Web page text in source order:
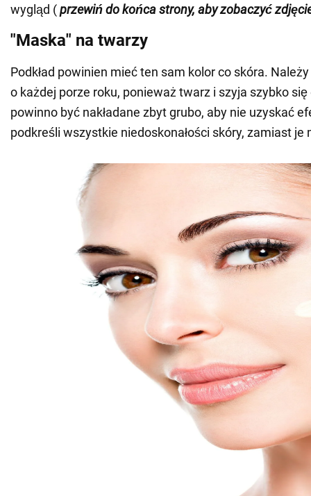
wygląd (przewiń do końca strony, aby zobaczyć
"Maska" na twarzy
Podkład powinien mieć ten sam kolor co skóra.
o każdej porze roku, ponieważ twarz i szyja szybko
powinno być nakładane zbyt grubo, aby nie uzyskać
podkreśli wszystkie niedoskonałości skóry, zamiast je